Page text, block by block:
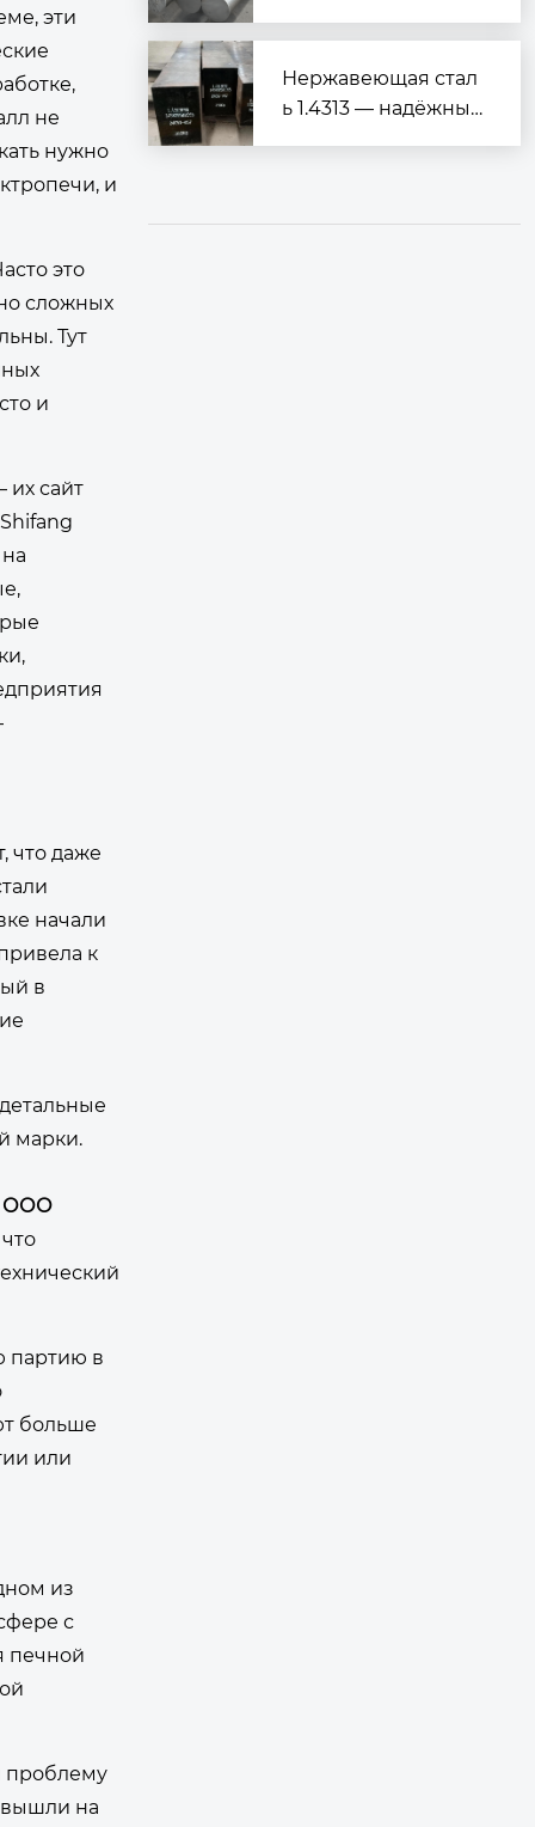
эти
не
нужно
и
это
сложных
Тут
и
их сайт
что даже
начали
к
в
марки.
ООО
партию в
больше
или
из
с
печной
проблему
вышли на
й прочности и отли
чной коррозионной
стойкости
Нержавеющая стал
ь 1.4313 — надёжный